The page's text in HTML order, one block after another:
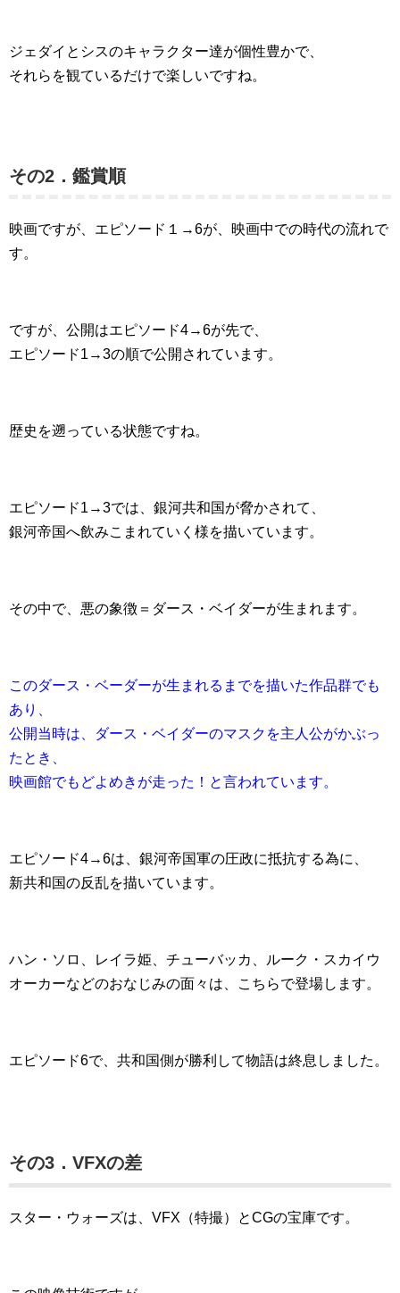
ジェダイとシスのキャラクター達が個性豊かで、
それらを観ているだけで楽しいですね。
その2．鑑賞順
映画ですが、エピソード１→6が、映画中での時代の流れで
す。
ですが、公開はエピソード4→6が先で、
エピソード1→3の順で公開されています。
歴史を遡っている状態ですね。
エピソード1→3では、銀河共和国が脅かされて、
銀河帝国へ飲みこまれていく様を描いています。
その中で、悪の象徴＝ダース・ベイダーが生まれます。
このダース・ベーダーが生まれるまでを描いた作品群でも
あり、
公開当時は、ダース・ベイダーのマスクを主人公がかぶっ
たとき、
映画館でもどよめきが走った！と言われています。
エピソード4→6は、銀河帝国軍の圧政に抵抗する為に、
新共和国の反乱を描いています。
ハン・ソロ、レイラ姫、チューバッカ、ルーク・スカイウ
オーカーなどのおなじみの面々は、こちらで登場します。
エピソード6で、共和国側が勝利して物語は終息しました。
その3．VFXの差
スター・ウォーズは、VFX（特撮）とCGの宝庫です。